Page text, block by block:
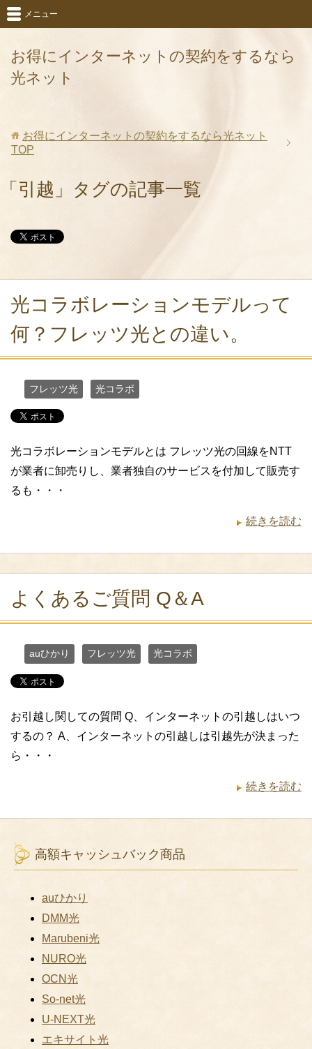
お得にインターネットの契約をするなら
光ネット
メニュー
お得にインターネットの契約をするなら光ネット
TOP
「引越」タグの記事一覧
光コラボレーションモデルって
何？フレッツ光との違い。
フレッツ光 光コラボ
光コラボレーションモデルとは フレッツ光の回線をNTT
が業者に卸売りし、業者独自のサービスを付加して販売す
るも・・・
続きを読む
よくあるご質問 Q＆A
auひかり フレッツ光 光コラボ
お引越し関しての質問 Q、インターネットの引越しはいつ
するの？ A、インターネットの引越しは引越先が決まった
ら・・・
続きを読む
高額キャッシュバック商品
auひかり
DMM光
Marubeni光
NURO光
OCN光
So-net光
U-NEXT光
エキサイト光